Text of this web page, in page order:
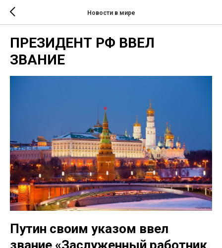
Новости в мире
ПРЕЗИДЕНТ РФ ВВЕЛ
ЗВАНИЕ
Путин своим указом ввел
звание «Заслуженный работник